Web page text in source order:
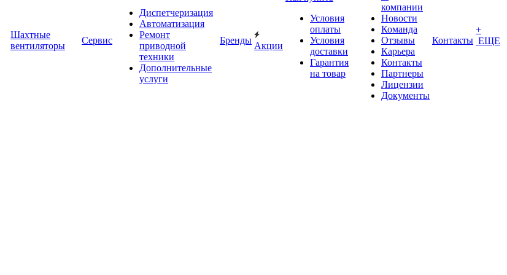
Шахтные
вентиляторы
Сервис
Диспетчеризация
Автоматизация
Ремонт
приводной
техники
Дополнительные
услуги
Бренды
Акции
Условия
оплаты
Условия
доставки
Гарантия
на товар
компании
Новости
Команда
Отзывы
Карьера
Контакты
Партнеры
Лицензии
Документы
Контакты
+
ЕЩЕ